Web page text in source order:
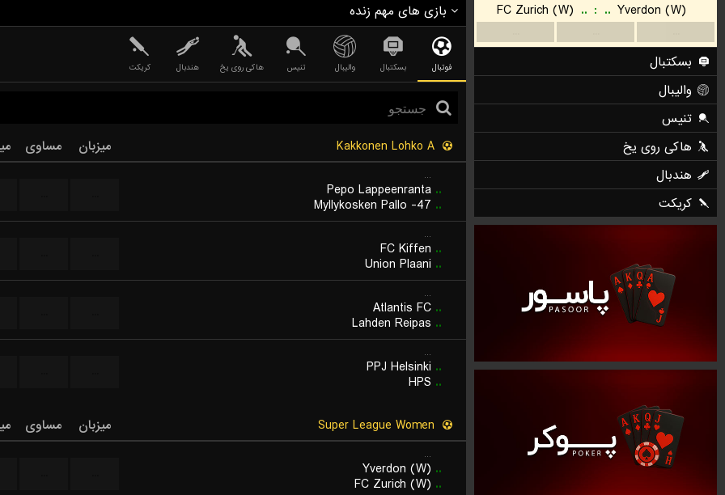
Yverdon (W)
..
:
..
FC Zurich (W)
بسکتبال
والیبال
تنیس
هاکی روی یخ
هندبال
کریکت
بازی های مهم زنده
فوتبال بسکتبال والیبال تنیس هاکی روی یخ هندبال کریکت
میزبان مساوی
...
..
Pepo Lappeenranta
..
Myllykosken Pallo -47
...
..
FC Kiffen
..
Union Plaani
...
..
Atlantis FC
..
Lahden Reipas
...
..
PPJ Helsinki
..
HPS
میزبان مساوی
...
..
Yverdon (W)
..
FC Zurich (W)